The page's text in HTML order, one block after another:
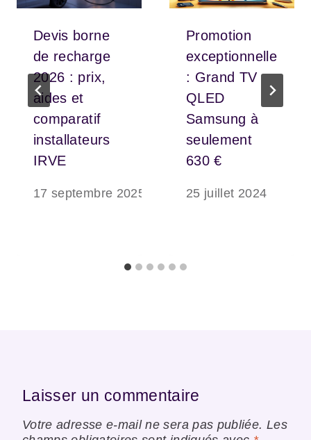
Devis borne
de recharge
2026 : prix,
aides et
comparatif
installateurs
IRVE
17 septembre 2025
Promotion
exceptionnelle
: Grand TV
QLED
Samsung à
seulement
630 €
25 juillet 2024
Laisser un commentaire
Votre adresse e-mail ne sera pas publiée. Les